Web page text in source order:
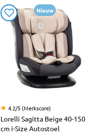
Nieuw
4.2/5 (Merkscore)
Lorelli Sagitta Beige 40-150
cm i-Size Autostoel